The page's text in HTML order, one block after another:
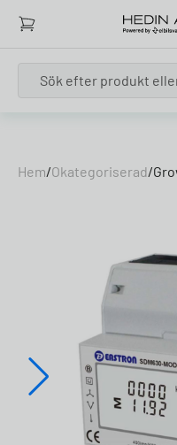
Hem/Okategoriserad/